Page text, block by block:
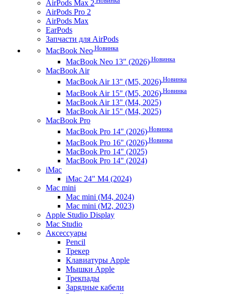
AirPods Max 2
AirPods Pro 2
AirPods Max
EarPods
Запчасти для AirPods
MacBook Neo Новинка
MacBook Neo 13" (2026) Новинка
MacBook Air
MacBook Air 13" (M5, 2026) Новинка
MacBook Air 15" (M5, 2026) Новинка
MacBook Air 13" (M4, 2025)
MacBook Air 15" (M4, 2025)
MacBook Pro
MacBook Pro 14" (2026) Новинка
MacBook Pro 16" (2026) Новинка
MacBook Pro 14" (2025)
MacBook Pro 14" (2024)
iMac
iMac 24" M4 (2024)
Mac mini
Mac mini (M4, 2024)
Mac mini (M2, 2023)
Apple Studio Display
Mac Studio
Аксессуары
Pencil
Трекер
Клавиатуры Apple
Мышки Apple
Трекпады
Зарядные кабели